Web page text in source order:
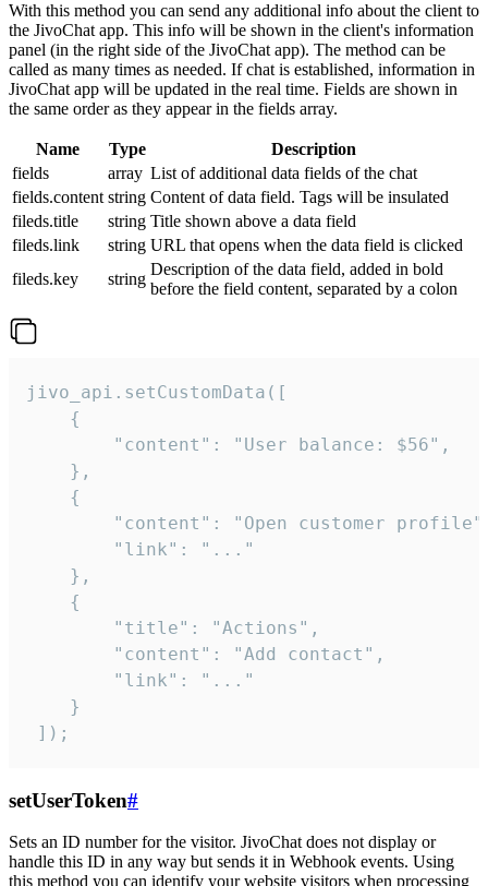
With this method you can send any additional info about the client to
the JivoChat app. This info will be shown in the client's information
panel (in the right side of the JivoChat app). The method can be
called as many times as needed. If chat is established, information in
JivoChat app will be updated in the real time. Fields are shown in
the same order as they appear in the fields array.
Name Type
Description
fields
array List of additional data fields of the chat
fields.content string Content of data field. Tags will be insulated
fileds.title
string Title shown above a data field
fileds.link
string URL that opens when the data field is clicked
fileds.key
string
Description of the data field, added in bold
before the field content, separated by a colon
jivo_api.setCustomData([
    {
        "content": "User balance: $56",
    },
    {
"content": "Open customer
        "link": "..."
    },
    {
        "title": "Actions",
        "content": "Add contact",
        "link": "..."
    }
]);
setUserToken#
Sets an ID number for the visitor. JivoChat does not display or
handle this ID in any way but sends it in Webhook events. Using
this method you can identify your website visitors when processing